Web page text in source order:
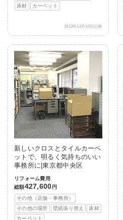
床材
カーペット
2013年12月10日公開
新しいクロスとタイルカーペ
ットで、明るく気持ちのいい
事務所に|東京都中央区
リフォーム費用
総額427,600 円
その他（店舗・事務所）
その他の場所
壁紙張り替え
床材
カーペット